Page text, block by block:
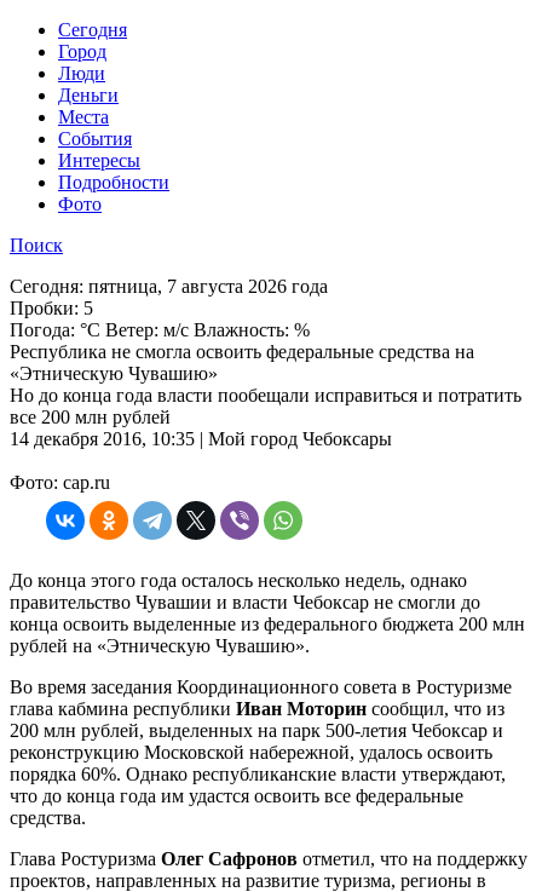
Cегодня
Город
Люди
Деньги
Места
События
Интересы
Подробности
Фото
Поиск
Сегодня: пятница, 7 августа 2026 года
Пробки: 5
Погода: °C Ветер: м/с Влажность: %
Республика не смогла освоить федеральные средства на
«Этническую Чувашию»
Но до конца года власти пообещали исправиться и потратить
все 200 млн рублей
14 декабря 2016, 10:35 | Мой город Чебоксары
Фото: cap.ru
До конца этого года осталось несколько недель, однако
правительство Чувашии и власти Чебоксар не смогли до
конца освоить выделенные из федерального бюджета 200 млн
рублей на «Этническую Чувашию».
Во время заседания Координационного совета в Ростуризме
глава кабмина республики Иван Моторин сообщил, что из
200 млн рублей, выделенных на парк 500-летия Чебоксар и
реконструкцию Московской набережной, удалось освоить
порядка 60%. Однако республиканские власти утверждают,
что до конца года им удастся освоить все федеральные
средства.
Глава Ростуризма Олег Сафронов отметил, что на поддержку
проектов, направленных на развитие туризма, регионы в